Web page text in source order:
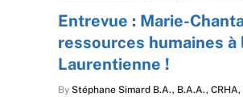
Entrevue : Marie-
ressources humaines à
Laurentienne !
By Stéphane Simard B.A., B.A.A., CRHA,